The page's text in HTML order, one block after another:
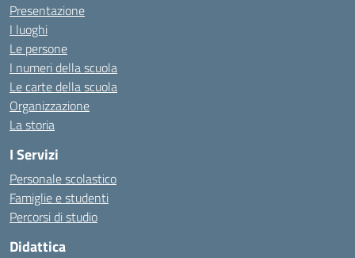
Presentazione
I luoghi
Le persone
I numeri della scuola
Le carte della scuola
Organizzazione
La storia
I Servizi
Personale scolastico
Famiglie e studenti
Percorsi di studio
Didattica